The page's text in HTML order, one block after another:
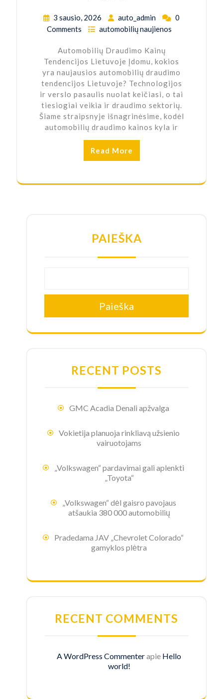
3 sausio, 2026 auto_admin
0
Comments
automobilių naujienos
Automobilių Draudimo Kainų
Tendencijos Lietuvoje Įdomu, kokios
yra naujausios automobilių draudimo
tendencijos Lietuvoje? Technologijos
ir verslo pasaulis nuolat keičiasi, o tai
tiesiogiai veikia ir draudimo sektorių.
Šiame straipsnyje išnagrinėsime, kodėl
automobilių draudimo kainos kyla ir
Read More
PAIEŠKA
Paieška
RECENT POSTS
GMC Acadia Denali apžvalga
Vokietija planuoja rinkliavą užsienio
vairuotojams
„Volkswagen“ pardavimai gali aplenkti
„Toyota“
„Volkswagen“ dėl gaisro pavojaus
atšaukia 380 000 automobilių
Pradedama JAV „Chevrolet Colorado“
gamyklos plėtra
RECENT COMMENTS
A WordPress Commenterapie Hello
world!